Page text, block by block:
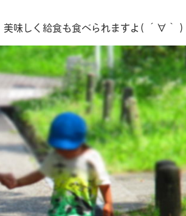
美味しく給食も食べられますよ( ´∀｀ )